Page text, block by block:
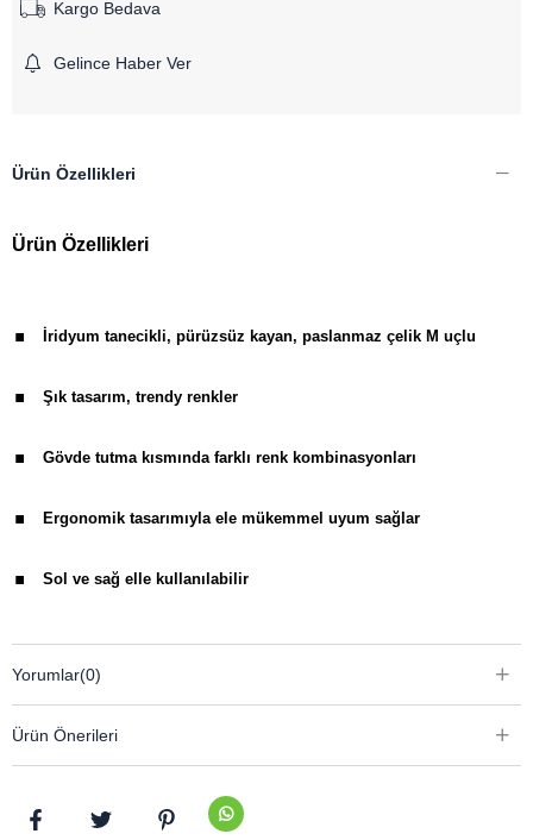
Kargo Bedava
Gelince Haber Ver
Ürün Özellikleri
Ürün Özellikleri
. İridyum tanecikli, pürüzsüz kayan, paslanmaz çelik M uçlu
. Şık tasarım, trendy renkler
. Gövde tutma kısmında farklı renk kombinasyonları
. Ergonomik tasarımıyla ele mükemmel uyum sağlar
. Sol ve sağ elle kullanılabilir
1 adet mavi kartuş ürüne dahildir
Yorumlar(0)
Ürün Önerileri